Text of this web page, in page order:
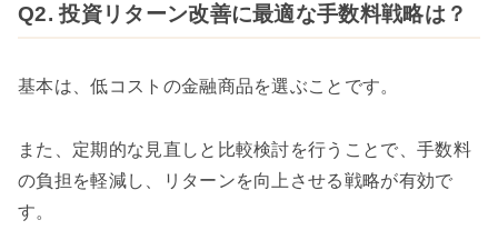
Q2. 投資リターン改善に最適な手数料戦略は？
基本は、低コストの金融商品を選ぶことです。
また、定期的な見直しと比較検討を行うことで、手数料
の負担を軽減し、リターンを向上させる戦略が有効で
す。